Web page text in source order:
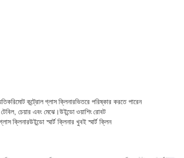
রিমোট কন্ট্রোল গ্লাস ক্লিনারভিতরে পরিষ্কার করতে পারেন
চেয়ার এবং মেঝে।উইন্ডো ওয়াশিং রোবট
ক্লিনারউইন্ডো স্মার্ট ক্লিনার খুবই স্মার্ট ক্লিন